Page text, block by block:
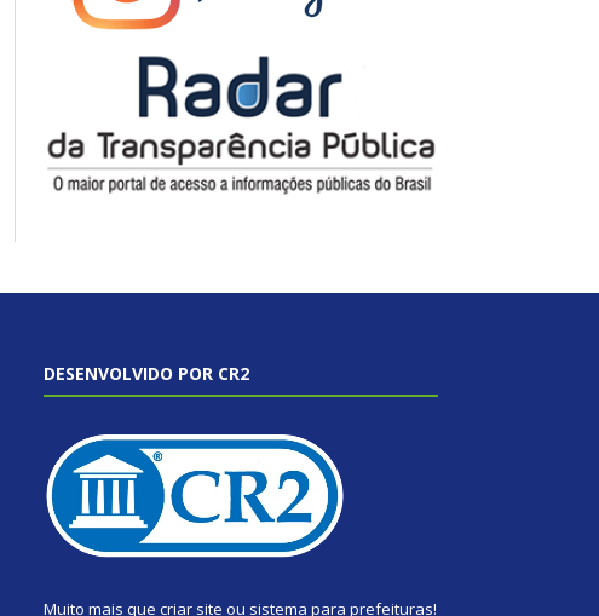
DESENVOLVIDO POR CR2
Muito mais que criar site ou sistema para prefeituras!